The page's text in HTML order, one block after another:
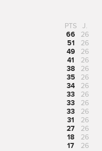
PTS
J.
66
26
51
26
49
26
41
26
38
26
35
26
34
26
33
26
33
26
33
26
31
26
27
26
18
26
17 26